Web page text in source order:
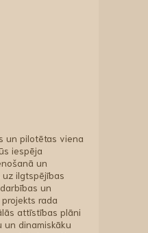
un pilotētas viena
iespēja
un
ilgtspējības
un
rada
attīstības plāni
dinamiskāku